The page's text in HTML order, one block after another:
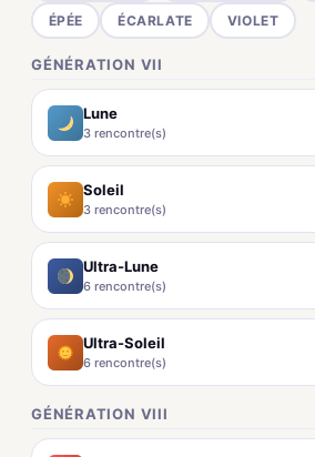
ÉPÉE ÉCARLATE VIOLET
GÉNÉRATION VII
Lune
3 rencontre(s)
Soleil
3 rencontre(s)
Ultra-Lune
6 rencontre(s)
Ultra-Soleil
6 rencontre(s)
GÉNÉRATION VIII